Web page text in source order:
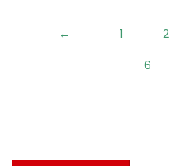
← 1 2
6